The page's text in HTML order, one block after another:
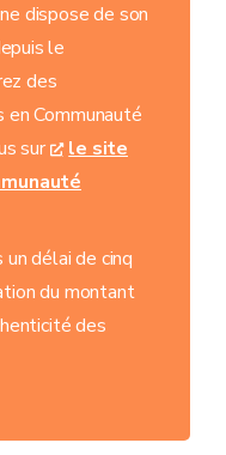
dispose de son
le
des
Communauté
sur
le site
un délai de cinq
du montant
des